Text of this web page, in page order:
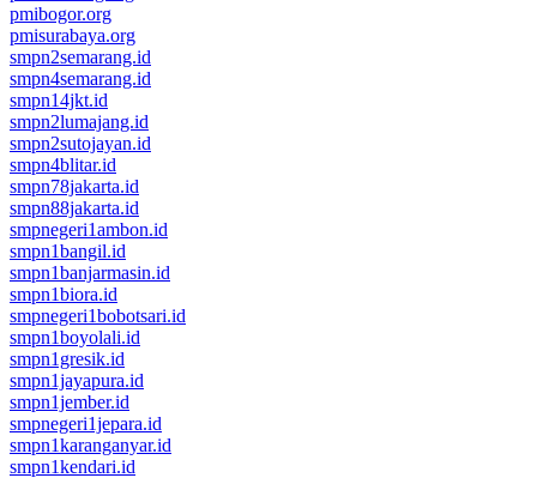
pmibogor.org
pmisurabaya.org
smpn2semarang.id
smpn4semarang.id
smpn14jkt.id
smpn2lumajang.id
smpn2sutojayan.id
smpn4blitar.id
smpn78jakarta.id
smpn88jakarta.id
smpnegeri1ambon.id
smpn1bangil.id
smpn1banjarmasin.id
smpn1biora.id
smpnegeri1bobotsari.id
smpn1boyolali.id
smpn1gresik.id
smpn1jayapura.id
smpn1jember.id
smpnegeri1jepara.id
smpn1karanganyar.id
smpn1kendari.id